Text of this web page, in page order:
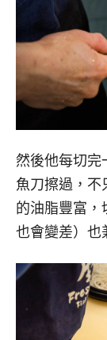
然後他每切完
魚刀擦過，不
的油脂豐富，
也會變差）也